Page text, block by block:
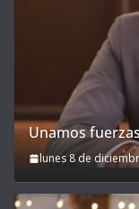
Unamos
lunes 8 de